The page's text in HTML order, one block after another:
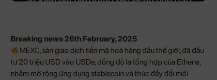
Breaking news 26th February, 2025
MEXC, sàn giao dịch tiền mã hoá hàng đầu thế giới, đã đầu
tư 20 triệu USD vào USDe, đồng đô la tổng hợp của Ethena,
nhằm mở rộng ứng dụng stablecoin và thúc đẩy đổi mới